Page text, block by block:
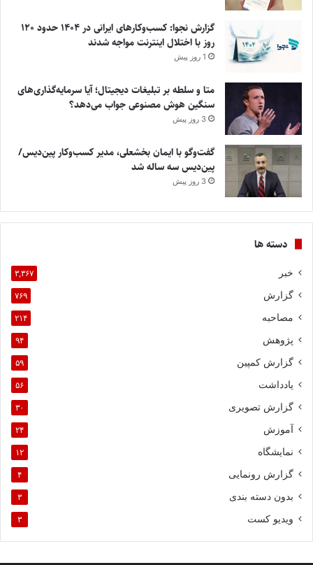
گزارش نجوا: کسب‌وکارهای ایرانی در ۱۴۰۴ حدود ۱۲۰
روز با اختلال اینترنت مواجه شدند
1 روز پیش
متا و سلطه بر تبلیغات دیجیتال؛ آیا سرمایه‌گذاری‌های
سنگین هوش مصنوعی جواب می‌دهد؟
3 روز پیش
گفت‌وگو با ایمان بخشعلی، مدیر کسب‌وکار پین‌دیس/
پین‌دیس سه ساله شد
3 روز پیش
دسته ها
خبر ۳,۳۶۷
گزارش ۷۶۹
مصاحبه ۲۱۴
پژوهش ۹۴
گزارش کمپین ۵۹
یادداشت ۵۶
گزارش تصویری ۳۰
آموزش ۲۴
نمایشگاه ۱۲
گزارش رونمایی ۴
بدون دسته بندی ۳
ویدیو کست ۳